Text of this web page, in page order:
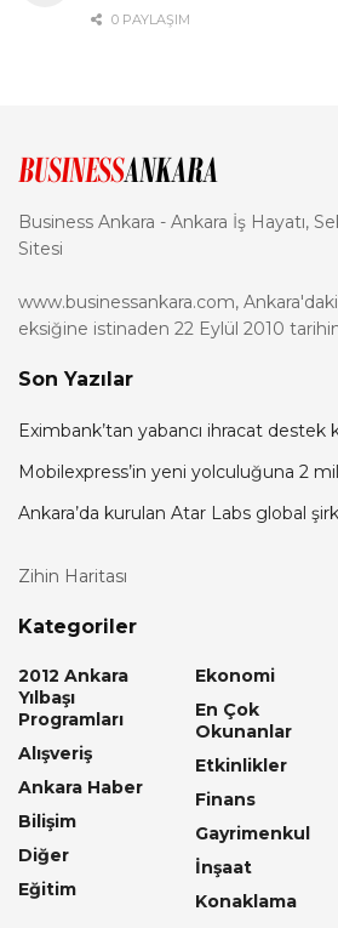
0 PAYLAŞIM
Business Ankara - Ankara İş Hayatı,
Sitesi
www.businessankara.com,
eksiğine istinaden 22 Eylül 2010
Son Yazılar
Eximbank’tan yabancı ihracat destek
Mobilexpress’in yeni yolculuğuna 2
Ankara’da kurulan Atar Labs global
Zihin Haritası
Kategoriler
2012 Ankara
Yılbaşı
Programları
Alışveriş
Ankara Haber
Bilişim
Diğer
Eğitim
Ekonomi
En Çok
Okunanlar
Etkinlikler
Finans
Gayrimenkul
İnşaat
Konaklama